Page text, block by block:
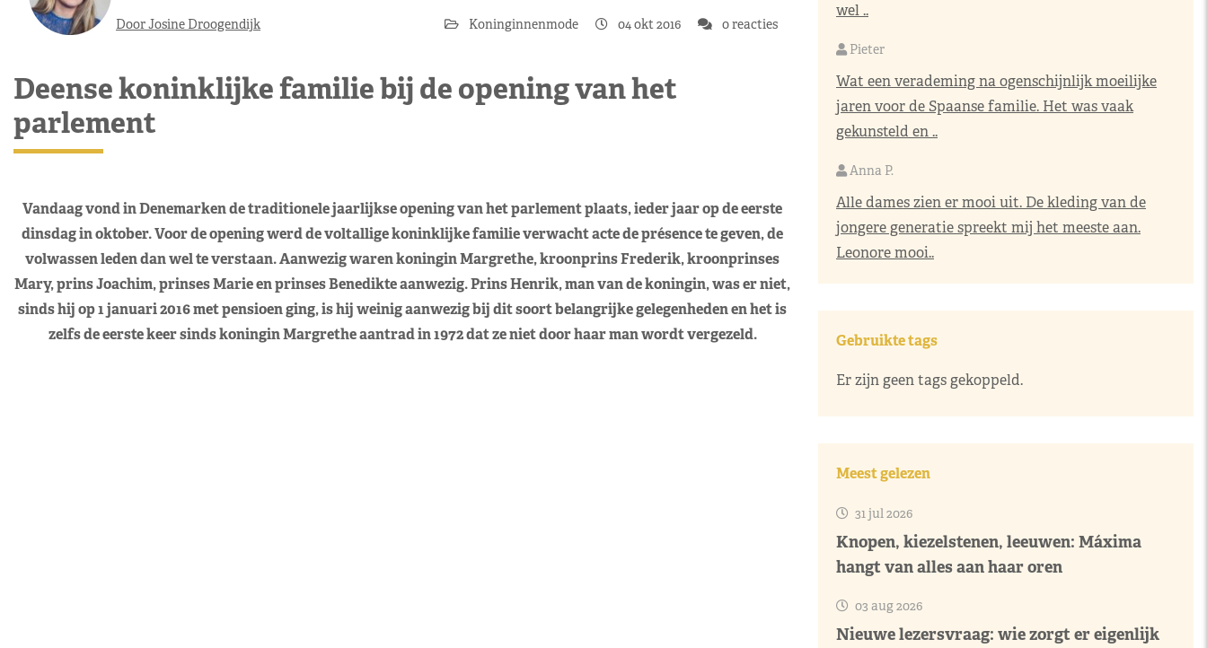
Door Josine Droogendijk Koninginnenmode 04 okt 2016 0 reacties
Deense koninklijke familie bij de opening van het
parlement
Vandaag vond in Denemarken de traditionele jaarlijkse opening van het parlement plaats, ieder jaar op de eerste
dinsdag in oktober. Voor de opening werd de voltallige koninklijke familie verwacht acte de présence te geven, de
volwassen leden dan wel te verstaan. Aanwezig waren koningin Margrethe, kroonprins Frederik, kroonprinses
Mary, prins Joachim, prinses Marie en prinses Benedikte aanwezig. Prins Henrik, man van de koningin, was er niet,
sinds hij op 1 januari 2016 met pensioen ging, is hij weinig aanwezig bij dit soort belangrijke gelegenheden en het is
zelfs de eerste keer sinds koningin Margrethe aantrad in 1972 dat ze niet door haar man wordt vergezeld.
wel ..
Pieter
Wat een verademing na ogenschijnlijk moeilijke
jaren voor de Spaanse familie. Het was vaak
gekunsteld en ..
Anna P.
Alle dames zien er mooi uit. De kleding van de
jongere generatie spreekt mij het meeste aan.
Leonore mooi..
Gebruikte tags
Er zijn geen tags gekoppeld.
Meest gelezen
31 jul 2026
Knopen, kiezelstenen, leeuwen: Máxima
hangt van alles aan haar oren
03 aug 2026
Nieuwe lezersvraag: wie zorgt er eigenlijk